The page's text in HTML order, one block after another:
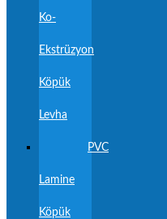
Ko-
Ekstrüzyon
Köpük
Levha
PVC
Lamine
Köpük